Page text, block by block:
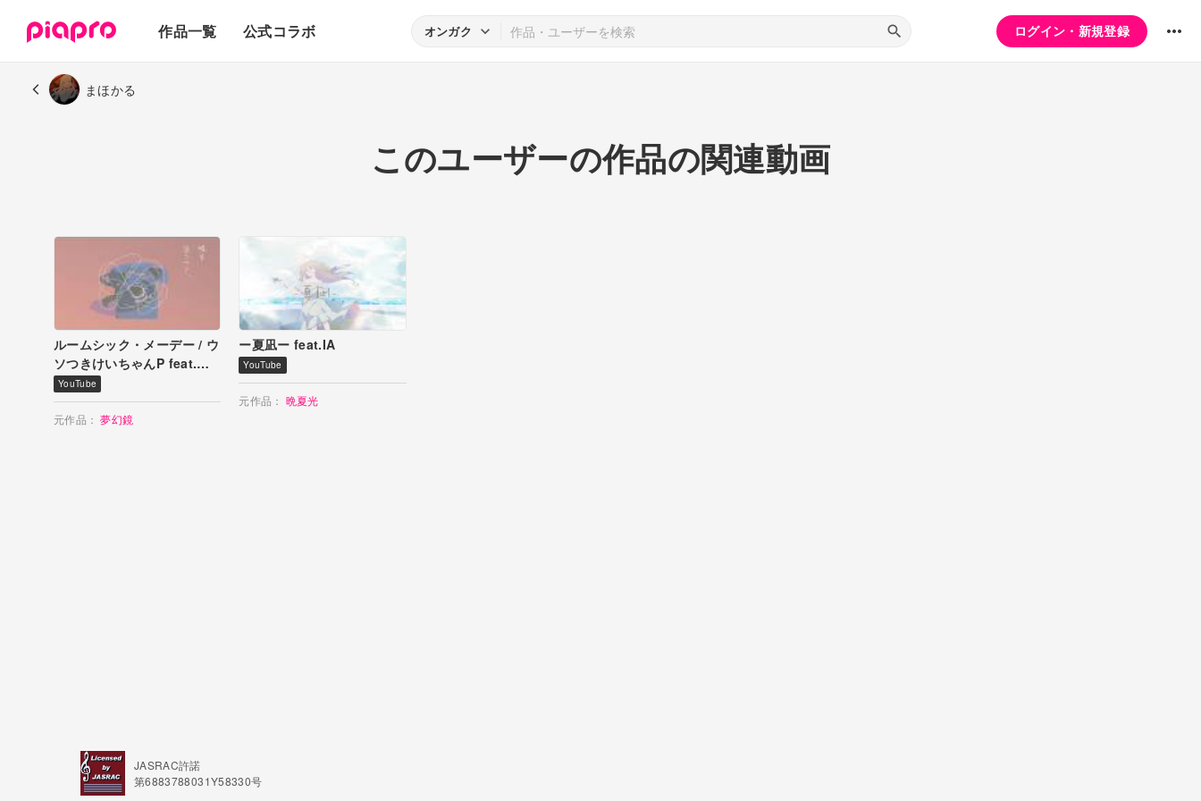
作品一覧
3Dモデル
公式コラボ オンガク ログイン・新規登録
まほかる
このユーザーの作品の関連動画
ルームシック・メーデー / ウ
ソつきけいちゃんP feat.初
音ミク Roomsick
Mayday - KeiA feat.
Hatsune Miku
YouTube
元作品： 夢幻鏡
ー夏凪ー feat.IA
YouTube
元作品： 晩夏光
JASRAC許諾
第6883788031Y58330号